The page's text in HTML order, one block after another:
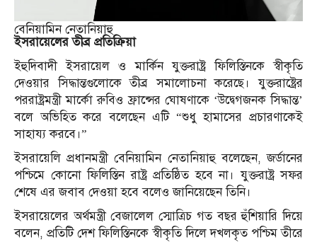
বেনিয়ামিন নেতানিয়াহু
ইসরায়েলের তীব্র প্রতিক্রিয়া
ইহুদিবাদী ইসরায়েল ও মার্কিন যুক্তরাষ্ট্র ফিলিস্তিনকে স্বীকৃতি
দেওয়ার সিদ্ধান্তগুলোকে তীব্র সমালোচনা করেছে। যুক্তরাষ্ট্রের
পররাষ্ট্রমন্ত্রী মার্কো রুবিও ফ্রান্সের ঘোষণাকে ‘উদ্বেগজনক সিদ্ধান্ত’
বলে অভিহিত করে বলেছেন এটি “শুধু হামাসের প্রচারণাকেই
সাহায্য করবে।”
ইসরায়েলি প্রধানমন্ত্রী বেনিয়ামিন নেতানিয়াহু বলেছেন, জর্ডানের
পশ্চিমে কোনো ফিলিস্তিন রাষ্ট্র প্রতিষ্ঠিত হবে না। যুক্তরাষ্ট্র সফর
শেষে এর জবাব দেওয়া হবে বলেও জানিয়েছেন তিনি।
ইসরায়েলের অর্থমন্ত্রী বেজালেল স্মোত্রিচ গত বছর হুঁশিয়ারি দিয়ে
বলেন, প্রতিটি দেশ ফিলিস্তিনকে স্বীকৃতি দিলে দখলকৃত পশ্চিম তীরে